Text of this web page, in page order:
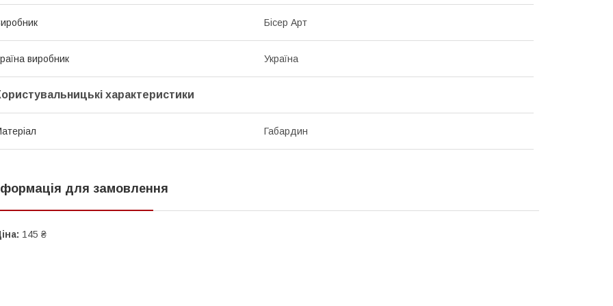
Бісер Арт
виробник Україна
характеристики
Габардин
для замовлення
145 ₴